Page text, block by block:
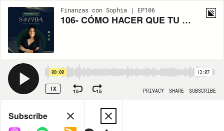
Finanzas con Sophia | EP106
106- CÓMO HACER QUE TU DINERO TRABAJE PARA TI (CON 3 EJEMPLOS PRÁCTICOS)
00:00 13:07
1X 15 15 PRIVACY SHARE SUBSCRIBE
Share
Subscribe